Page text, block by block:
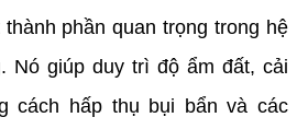
phần quan trọng trong hệ
Nó giúp duy trì độ ẩm đất, cải
cách hấp thụ bụi bẩn và các